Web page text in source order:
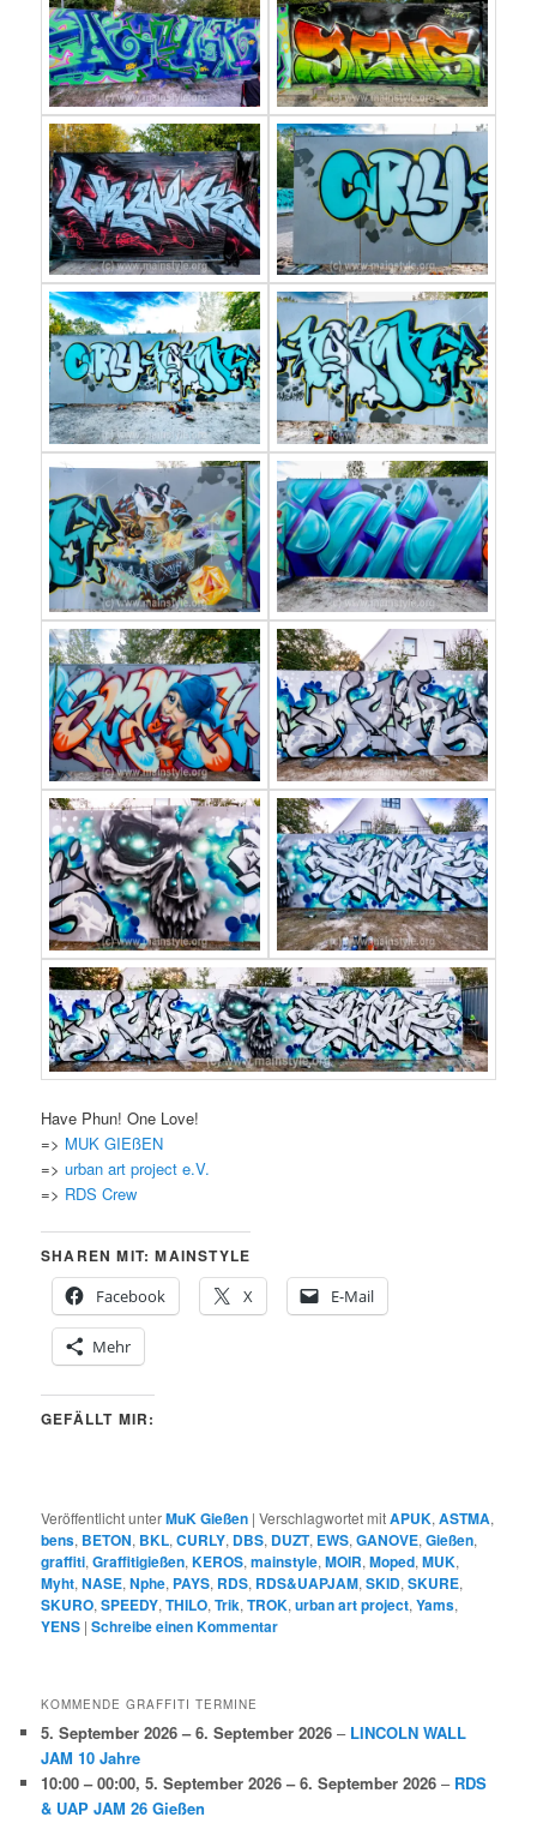
Have Phun! One Love!
=> MUK GIEßEN
=>urban art project e.V.
=> RDS Crew
SHAREN MIT: MAINSTYLE
Facebook
X E-Mail
Mehr
GEFÄLLT MIR:
Veröffentlicht unterMuK Gießen |Verschlagwortet mitAPUK,ASTMA,
bens, BETON, BKL,CURLY, DBS, DUZT, EWS,GANOVE,Gießen,
graffiti,Graffitigießen,KEROS,mainstyle,MOIR,Moped,MUK,
Myht,NASE,Nphe, PAYS, RDS, RDS&UAPJAM,SKID,SKURE,
SKURO,SPEEDY,THILO,Trik,TROK,urban art project,Yams,
YENS |Schreibe einen Kommentar
KOMMENDE GRAFFITI TERMINE
5. September 2026 – 6. September 2026 – LINCOLN WALL
JAM 10 Jahre
10:00 – 00:00,5. September 2026 – 6. September 2026 – RDS
& UAP JAM 26 Gießen